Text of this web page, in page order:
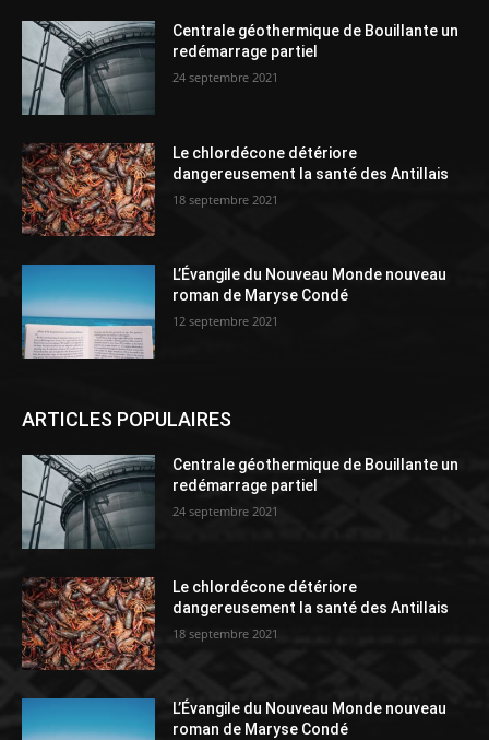
Centrale géothermique de Bouillante un
redémarrage partiel
24 septembre 2021
Le chlordécone détériore
dangereusement la santé des Antillais
18 septembre 2021
L’Évangile du Nouveau Monde nouveau
roman de Maryse Condé
12 septembre 2021
ARTICLES POPULAIRES
Centrale géothermique de Bouillante un
redémarrage partiel
24 septembre 2021
Le chlordécone détériore
dangereusement la santé des Antillais
18 septembre 2021
L’Évangile du Nouveau Monde nouveau
roman de Maryse Condé